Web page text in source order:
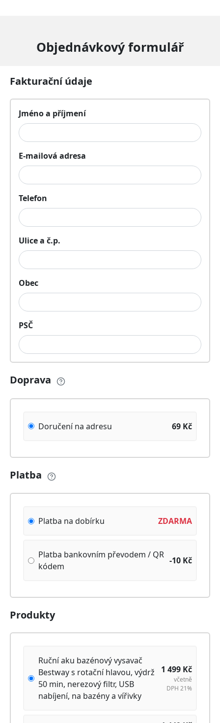
Objednávkový formulář
Fakturační údaje
Jméno a příjmení
E-mailová adresa
Telefon
Ulice a č.p.
Obec
PSČ
Doprava
Doručení na adresu 69 Kč
Platba
Platba na dobírku ZDARMA
Platba bankovním převodem / QR
kódem
-10 Kč
Produkty
Ruční aku bazénový vysavač
Bestway s rotační hlavou, výdrž
50 min, nerezový filtr, USB
nabíjení, na bazény a vířivky
1 499 Kč
včetně
DPH 21%